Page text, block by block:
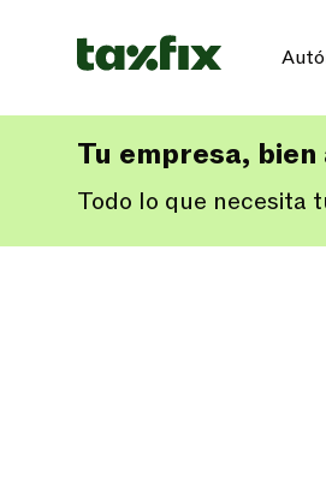
Tu empresa,
Todo lo que necesita